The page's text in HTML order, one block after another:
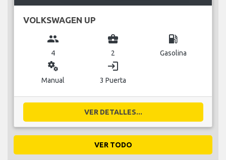
VOLKSWAGEN UP
group
4
business_center
2
local_gas_station
Gasolina
miscellaneous_services
Manual
login
3 Puerta
VER DETALLES...
VER TODO